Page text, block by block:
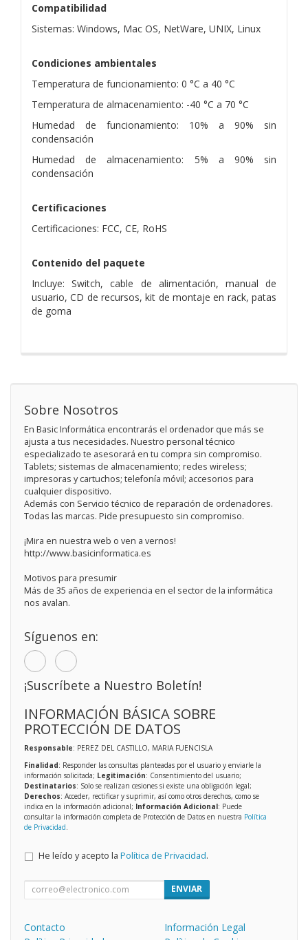
Compatibilidad
Sistemas: Windows, Mac OS, NetWare, UNIX, Linux
Condiciones ambientales
Temperatura de funcionamiento: 0 °C a 40 °C
Temperatura de almacenamiento: -40 °C a 70 °C
Humedad de funcionamiento: 10% a 90% sin
condensación
Humedad de almacenamiento: 5% a 90% sin
condensación
Certificaciones
Certificaciones: FCC, CE, RoHS
Contenido del paquete
Incluye: Switch, cable de alimentación, manual de
usuario, CD de recursos, kit de montaje en rack, patas
de goma
Sobre Nosotros
En Basic Informática encontrarás el ordenador que más se
ajusta a tus necesidades. Nuestro personal técnico
especializado te asesorará en tu compra sin compromiso.
Tablets; sistemas de almacenamiento; redes wireless;
impresoras y cartuchos; telefonía móvil; accesorios para
cualquier dispositivo.
Además con Servicio técnico de reparación de ordenadores.
Todas las marcas. Pide presupuesto sin compromiso.
¡Mira en nuestra web o ven a vernos!
http://www.basicinformatica.es
Motivos para presumir
Más de 35 años de experiencia en el sector de la informática
nos avalan.
Síguenos en:
¡Suscríbete a Nuestro Boletín!
INFORMACIÓN BÁSICA SOBRE
PROTECCIÓN DE DATOS
Responsable: PEREZ DEL CASTILLO, MARIA FUENCISLA
Finalidad: Responder las consultas planteadas por el usuario y enviarle la
información solicitada; Legitimación: Consentimiento del usuario;
Destinatarios: Solo se realizan cesiones si existe una obligación legal;
Derechos: Acceder, rectificar y suprimir, así como otros derechos, como se
indica en la información adicional; Información Adicional: Puede
consultar la información completa de Protección de Datos en nuestra Política
de Privacidad
He leído y acepto la Política de Privacidad.
ENVIAR
Contacto
Información Legal